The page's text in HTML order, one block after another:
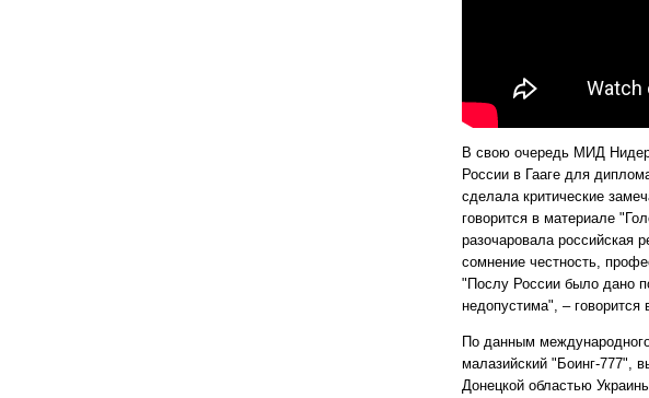
В свою очередь МИД
России в Гааге для
сделала критические
говорится в материале
разочаровала российская
сомнение честность,
"Послу России было дано
недопустима", – говорится
По данным
малазийский "Боинг-777",
Донецкой областью